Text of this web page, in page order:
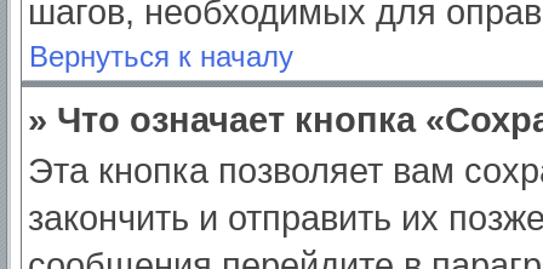
шагов, необходимых для
Вернуться к началу
» Что означает кнопка
Эта кнопка позволяет вам
закончить и отправить их